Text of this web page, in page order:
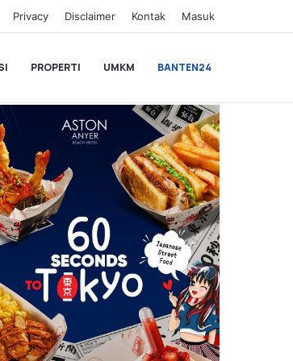
Privacy Disclaimer Kontak Masuk
PROPERTI UMKM BANTEN24